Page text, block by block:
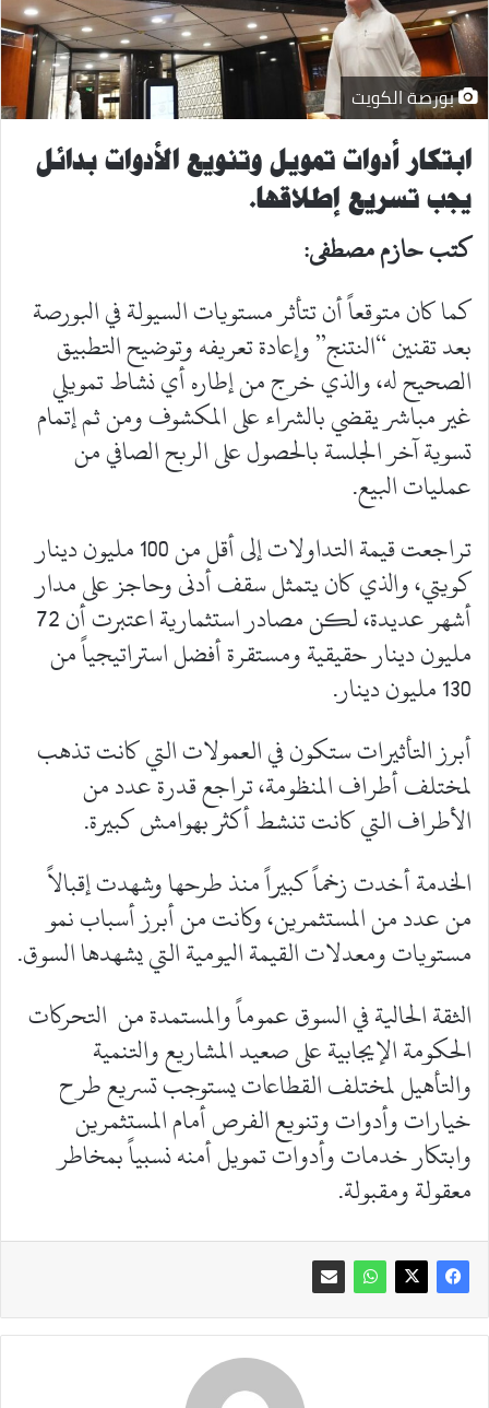
بورصة الكويت
ابتكار أدوات تمويل وتنويع الأدوات بدائل
يجب تسريع إطلاقها.
كتب حازم مصطفى:
كما كان متوقعاً أن تتأثر مستويات السيولة في البورصة
بعد تقنين “النتنج” وإعادة تعريفه وتوضيح التطبيق
الصحيح له، والذي خرج من إطاره أي نشاط تمويلي
غير مباشر يقضي بالشراء على المكشوف ومن ثم إتمام
تسوية آخر الجلسة بالحصول على الربح الصافي من
عمليات البيع.
تراجعت قيمة التداولات إلى أقل من 100 مليون دينار
كويتي، والذي كان يتمثل سقف أدنى وحاجز على مدار
أشهر عديدة، لكن مصادر استثمارية اعتبرت أن 72
مليون دينار حقيقية ومستقرة أفضل استراتيجياً من
130 مليون دينار.
أبرز التأثيرات ستكون في العمولات التي كانت تذهب
لمختلف أطراف المنظومة، تراجع قدرة عدد من
الأطراف التي كانت تنشط أكثر بهوامش كبيرة.
الخدمة أخدت زخماً كبيراً منذ طرحها وشهدت إقبالاً
من عدد من المستثمرين، وكانت من أبرز أسباب نمو
مستويات ومعدلات القيمة اليومية التي يشهدها السوق.
الثقة الحالية في السوق عموماً والمستمدة من التحركات
الحكومة الإيجابية على صعيد المشاريع والتنمية
والتأهيل لمختلف القطاعات يستوجب تسريع طرح
خيارات وأدوات وتنويع الفرص أمام المستثمرين
وابتكار خدمات وأدوات تمويل أمنه نسبياً بمخاطر
معقولة ومقبولة.